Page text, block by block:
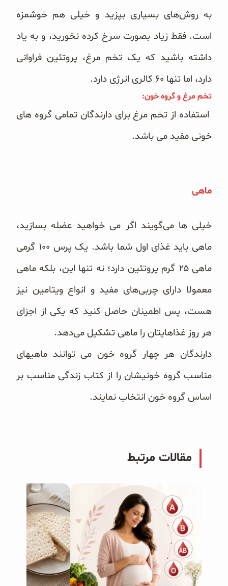
به روش‌های بسیاری بپزید و خیلی هم خوشمزه
است. فقط زیاد بصورت سرخ کرده نخورید، و به یاد
داشته باشید که یک تخم مرغ، پروتئین فراوانی
دارد، اما تنها ۶۰ کالری انرژی دارد.
تخم مرغ و گروه خون:
استفاده از تخم مرغ برای دارندگان تمامی گروه های
خونی مفید می باشد.
ماهی
خیلی ها می‌گویند اگر می خواهید عضله بسازید،
ماهی باید غذای اول شما باشد. یک پرس ۱۰۰ گرمی
ماهی ۲۵ گرم پروتئین دارد؛ نه تنها این، بلکه ماهی
معمولا دارای چربی‌های مفید و انواع ویتامین نیز
هست، پس اطمینان حاصل کنید که یکی از اجزای
هر روز غذاهایتان را ماهی تشکیل می‌دهد.
دارندگان هر چهار گروه خون می توانند ماهیهای
مناسب گروه خونیشان را از کتاب زندگی مناسب بر
اساس گروه خون انتخاب نمایند.
مقالات مرتبط